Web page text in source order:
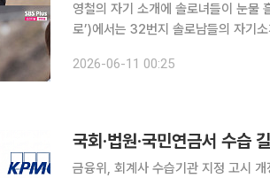
영철의 자기 소개에 솔로녀들이 눈물 흘렸다. 10일 방송된 SBS Plus ‘나는
로’)에서는 32번지 솔로남들의 자기소개가 이어졌다. 이날 가장 먼저
1981년생으로 1년의 결혼 생활 끝에
2026-06-11 00:25
금융위, 회계사 수습기관 지정 고시 개정 지